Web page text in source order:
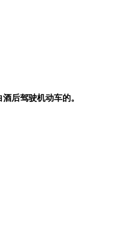
后驾驶机动车的。